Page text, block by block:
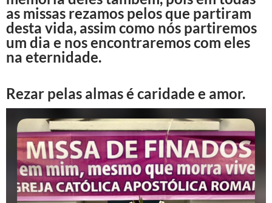
as missas rezamos pelos que partiram
desta vida, assim como nós partiremos
um dia e nos encontraremos com eles
na eternidade.
Rezar pelas almas é caridade e amor.